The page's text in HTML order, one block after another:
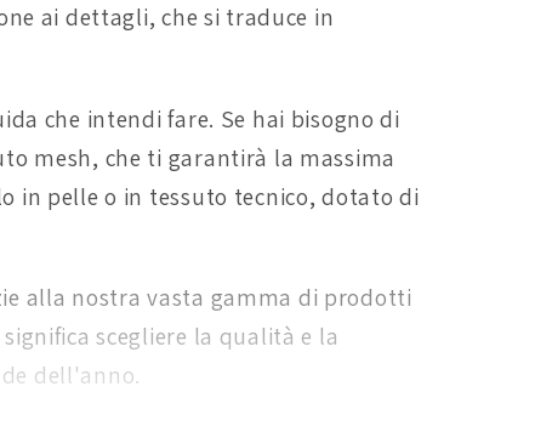
ai dettagli, che si traduce in
che intendi fare. Se hai bisogno di
mesh, che ti garantirà la massima
in pelle o in tessuto tecnico, dotato di
alla nostra vasta gamma di prodotti
scegliere la qualità e la
dell'anno.